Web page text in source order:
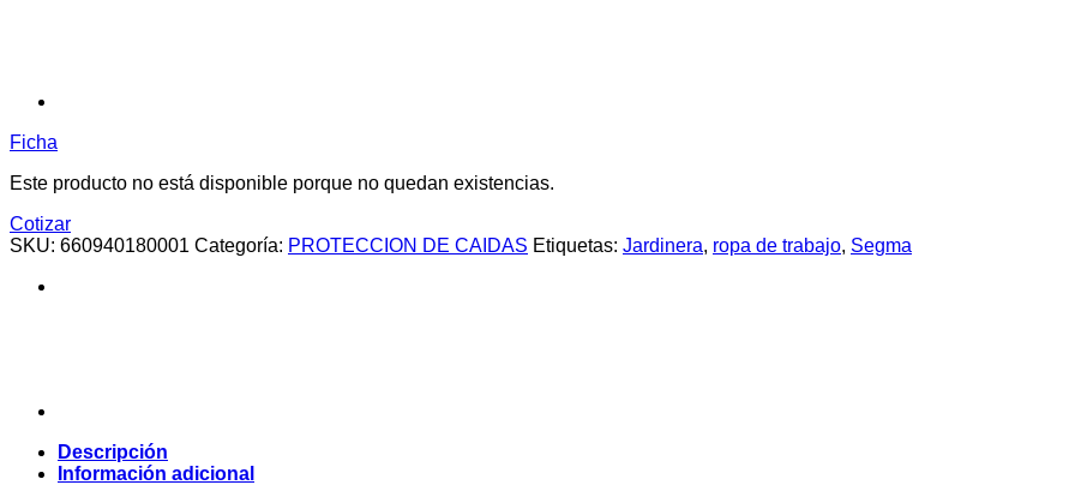
Ficha
Este producto no está disponible porque no quedan existencias.
Cotizar
SKU: 660940180001 Categoría: PROTECCION DE CAIDAS Etiquetas: Jardinera, ropa de trabajo, Segma
Descripción
Información adicional